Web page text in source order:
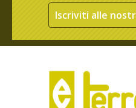
Iscriviti alle